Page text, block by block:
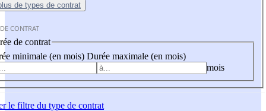
de types de contrat
CONTRAT
de contrat
minimale (en mois) Durée maximale (en mois)
mois
le filtre du type de contrat